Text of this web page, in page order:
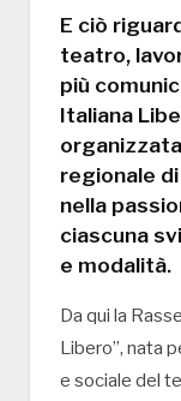
E ciò
teatro,
più
Italiana
regionale
nella
ciascuna
e modalità.
Da qui la
Libero”, nata
e sociale del